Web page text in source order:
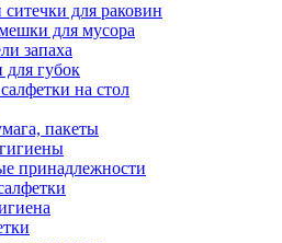
для раковин
для мусора
запаха
для губок
на стол
пакеты
принадлежности